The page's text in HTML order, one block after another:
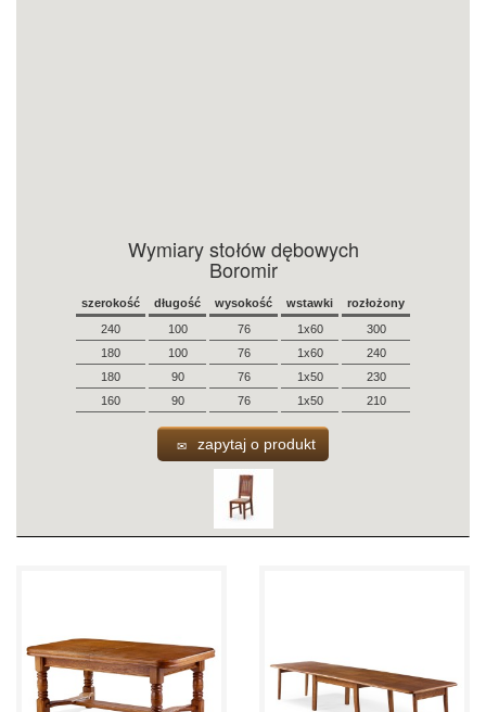
Wymiary stołów dębowych
Boromir
szerokość długość wysokość wstawki
rozłożony
240
100 76 1x60
300
180
100 76 1x60
240
180
90 76 1x50
230
160
90 76 1x50 210
zapytaj o produkt